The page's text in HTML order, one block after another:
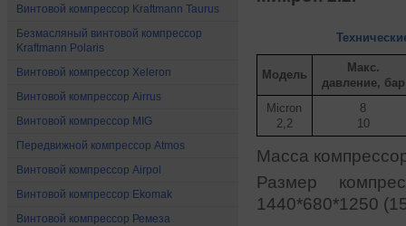
Винтовой компрессор Kraftmann Taurus
Безмасляный винтовой компрессор
Kraftmann Polaris
Винтовой компрессор Xeleron
Винтовой компрессор Airrus
Винтовой компрессор MIG
Передвижной компрессор Atmos
Винтовой компрессор Airpol
Винтовой компрессор Ekomak
Винтовой компрессор Ремеза
Модель
Макс.
давление, бар
Micron
2,2
8
10
Масса
Размер
1440*680*1250